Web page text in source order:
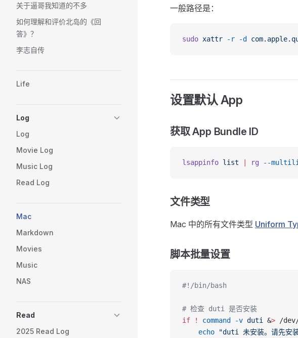
关于逼哥我知道的不多
如何理解和评价北岛的《回
答》？
李志自传
Life
Log
Log
Movie Log
Music Log
Read Log
Mac
Markdown
Movies
Music
NAS
Read
2025 Read Log
一般路径是：
sudo xattr -r -d
设置默认 App
获取 App Bundle ID
lsappinfo list rg --
文件类型
Mac 中的所有文件类型 Uniform
脚本批量设置
#!/bin/bash
# 检查 duti 是否安装
if ! command -v duti &> /
    echo
"duti 未安装。请先安